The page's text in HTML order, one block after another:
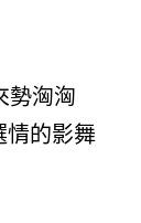
勢洶洶
情的影舞